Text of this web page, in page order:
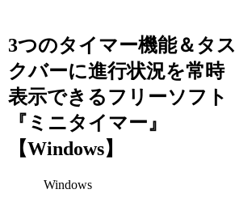
3つのタイマー機能＆タス
クバーに進行状況を常時
表示できるフリーソフト
『ミニタイマー』
【Windows】
Windows